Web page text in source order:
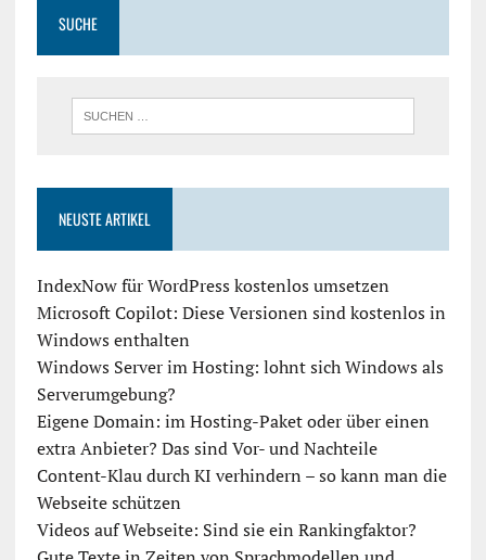
SUCHE
NEUSTE ARTIKEL
IndexNow für WordPress kostenlos umsetzen
Microsoft Copilot: Diese Versionen sind kostenlos in
Windows enthalten
Windows Server im Hosting: lohnt sich Windows als
Serverumgebung?
Eigene Domain: im Hosting-Paket oder über einen
extra Anbieter? Das sind Vor- und Nachteile
Content-Klau durch KI verhindern – so kann man die
Webseite schützen
Videos auf Webseite: Sind sie ein Rankingfaktor?